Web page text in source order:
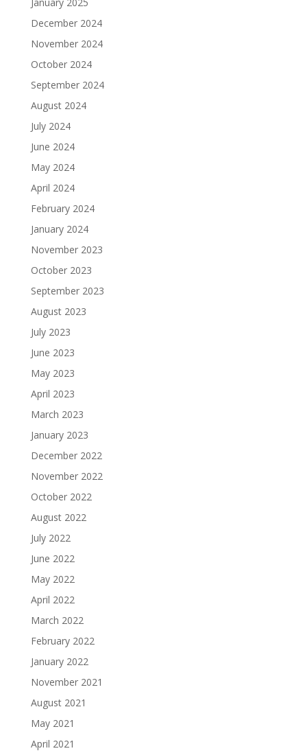
January 2025
December 2024
November 2024
October 2024
September 2024
August 2024
July 2024
June 2024
May 2024
April 2024
February 2024
January 2024
November 2023
October 2023
September 2023
August 2023
July 2023
June 2023
May 2023
April 2023
March 2023
January 2023
December 2022
November 2022
October 2022
August 2022
July 2022
June 2022
May 2022
April 2022
March 2022
February 2022
January 2022
November 2021
August 2021
May 2021
April 2021